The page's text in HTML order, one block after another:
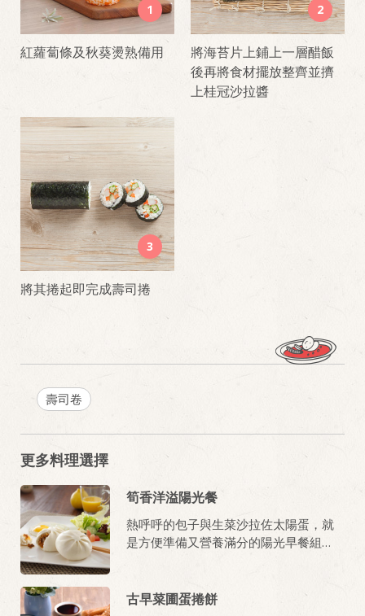
1
紅蘿蔔條及秋葵燙熟備用
2
將海苔片上鋪上一層醋飯
後再將食材擺放整齊並擠
上桂冠沙拉醬
3
將其捲起即完成壽司捲
壽司卷
更多料理選擇
筍香洋溢陽光餐
熱呼呼的包子與生菜沙拉佐太陽蛋，就
是方便準備又營養滿分的陽光早餐組
古早菜圃蛋捲餅